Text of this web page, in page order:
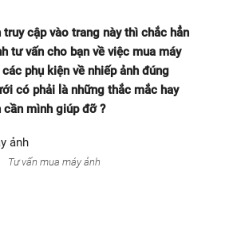
truy cập vào trang này thì chắc hẳn
tư vấn cho bạn về việc mua máy
phụ kiện về nhiếp ảnh đúng
có phải là những thắc mắc hay
cần mình giúp đỡ ?
Tư vấn mua máy ảnh